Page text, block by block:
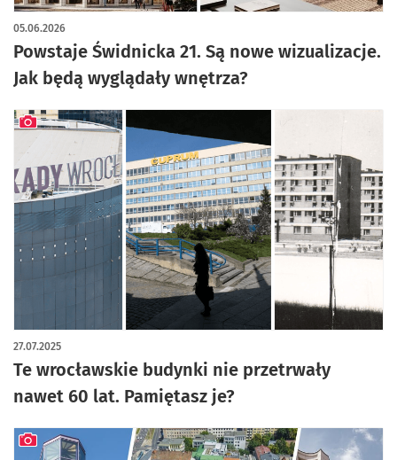
Powstaje Świdnicka 21. Są nowe wizualizacje.
Jak będą wyglądały wnętrza?
05.06.2026
artykuł z galerią zdjęć
Te wrocławskie budynki nie przetrwały
nawet 60 lat. Pamiętasz je?
27.07.2025
artykuł z galerią zdjęć